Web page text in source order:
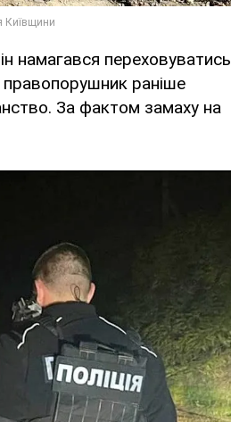
намагався переховуватись
раніше
За фактом замаху на